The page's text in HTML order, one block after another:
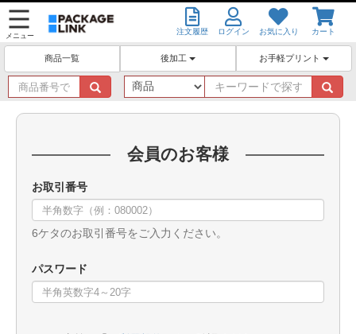
メニュー 注文履歴 ログイン お気に入り カート
商品一覧 後加工 お手軽プリント
商
品
番
キ
ー
ワ
会員のお客様
お取引番号
6ケタのお取引番号をご入力ください。
パスワード